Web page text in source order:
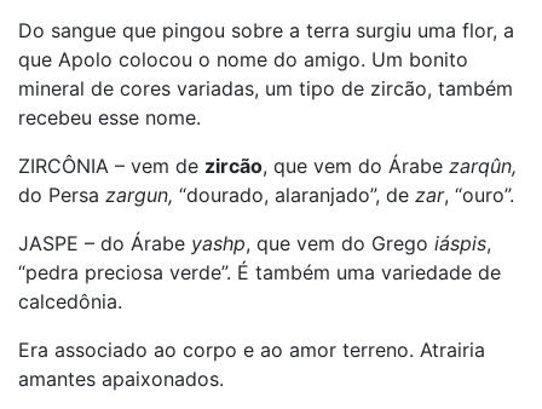
Do sangue que pingou sobre a terra surgiu uma flor, a
que Apolo colocou o nome do amigo. Um bonito
mineral de cores variadas, um tipo de zircão, também
recebeu esse nome.
ZIRCÔNIA – vem de zircão, que vem do Árabe zarqûn,
do Persa zargun, “dourado, alaranjado”, de zar, “ouro”.
JASPE – do Árabe yashp, que vem do Grego iáspis,
“pedra preciosa verde”. É também uma variedade de
calcedônia.
Era associado ao corpo e ao amor terreno. Atrairia
amantes apaixonados.